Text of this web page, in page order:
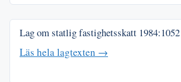
Lag om statlig fastighetsskatt 1984:1052
Läs hela lagtexten →